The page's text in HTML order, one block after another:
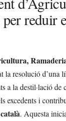
reduir
la resolució d’una
a la destil·lació
excedents i
. Aquesta